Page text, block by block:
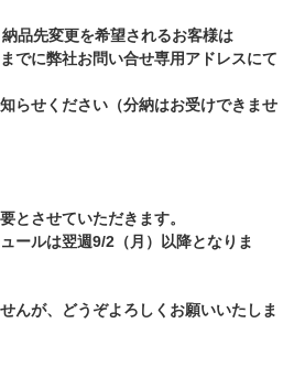
品先変更を希望されるお客様は
でに弊社お問い合せ専用アドレスにて
らせください（分納はお受けできませ
とさせていただきます。
ールは翌週9/2（月）以降となりま
んが、どうぞよろしくお願いいたしま